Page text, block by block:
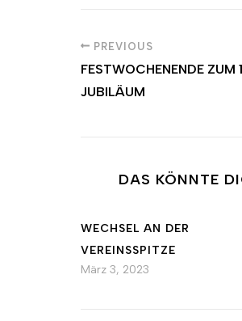
PREVIOUS
FESTWOCHENENDE ZUM
JUBILÄUM
DAS KÖNNTE
WECHSEL AN DER
VEREINSSPITZE
März 3, 2023